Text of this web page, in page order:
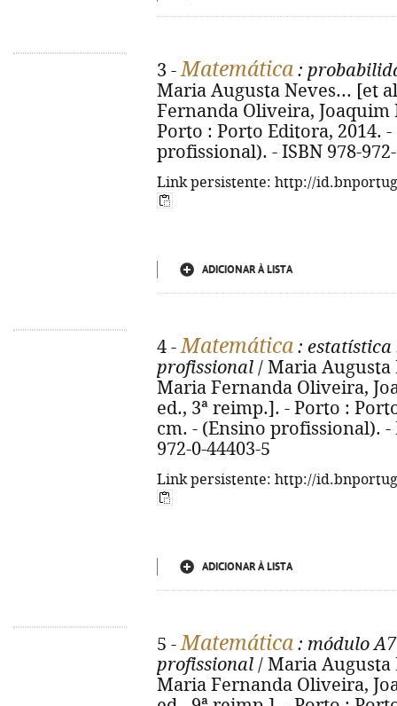
3 -Matemática :
Maria Augusta Neves... [et
Fernanda Oliveira, Joaquim
Porto : Porto Editora, 2014.
profissional). - ISBN 978-
Link persistente: http://
ADICIONAR À LISTA
4 -Matemática : estatística
profissional / Maria
Maria Fernanda Oliveira,
ed., 3ª reimp.]. - Porto :
cm. - (Ensino profissional). -
972-0-44403-5
Link persistente: http://
ADICIONAR À LISTA
5 -Matemática : módulo
profissional / Maria Augusta
Maria Fernanda Oliveira,